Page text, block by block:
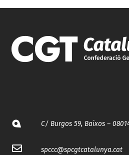
C/ Burgos 59, Baixos –
spccc@spcgtcatalunya.cat